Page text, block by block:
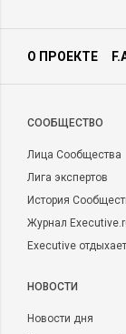
О ПРОЕКТЕ
CООБЩЕСТВО
Лица Сообщества
Лига экспертов
История
Журнал
Executive отдыхает
НОВОСТИ
Новости дня